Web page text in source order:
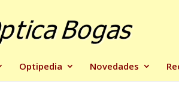
Optipedia Novedades